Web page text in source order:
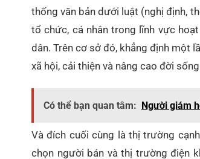
thống văn bản dưới luật (nghị định,
tổ chức, cá nhân trong lĩnh vực
dân. Trên cơ sở đó, khẳng định một
xã hội, cải thiện và nâng cao đời
Có thể bạn quan tâm: Người giám
Và đích cuối cùng là thị trường
chọn người bán và thị trường điện